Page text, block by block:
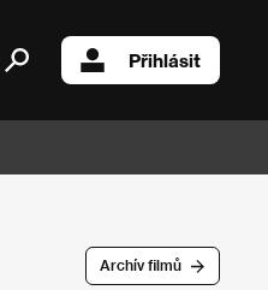
Přihlásit
Archív filmů